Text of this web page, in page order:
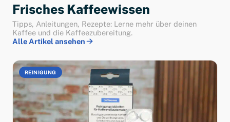
Frisches Kaffeewissen
Tipps, Anleitungen, Rezepte: Lerne mehr über deinen
Kaffee und die Kaffeezubereitung.
Alle Artikel ansehen
REINIGUNG